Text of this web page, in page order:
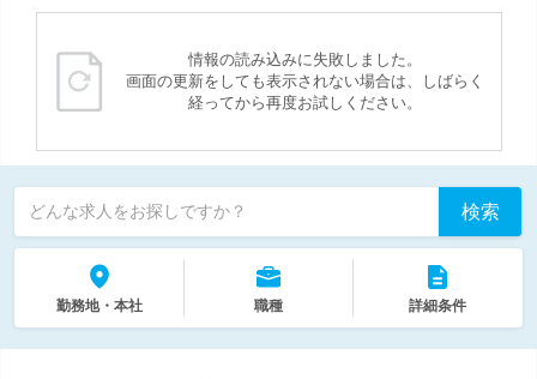
情報の読み込みに失敗しました。
画面の更新をしても表示されない場合は、しばらく
経ってから再度お試しください。
どんな求人をお探しですか？ 検索
勤務地・本社 職種 詳細条件